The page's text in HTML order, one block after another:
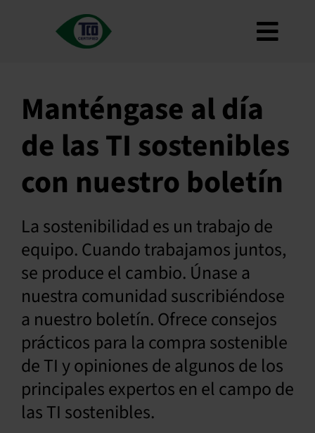
Cómo utilizarlo
Mapa de carreteras
Product Finder
Boletín
PREGUNTAS FRECUENTES
Mi cuenta
Buscar en
Español
Manténgase al día
de las TI sostenibles
con nuestro boletín
La sostenibilidad es un trabajo de
equipo. Cuando trabajamos juntos,
se produce el cambio. Únase a
nuestra comunidad suscribiéndose
a nuestro boletín. Ofrece consejos
prácticos para la compra sostenible
de TI y opiniones de algunos de los
principales expertos en el campo de
las TI sostenibles.